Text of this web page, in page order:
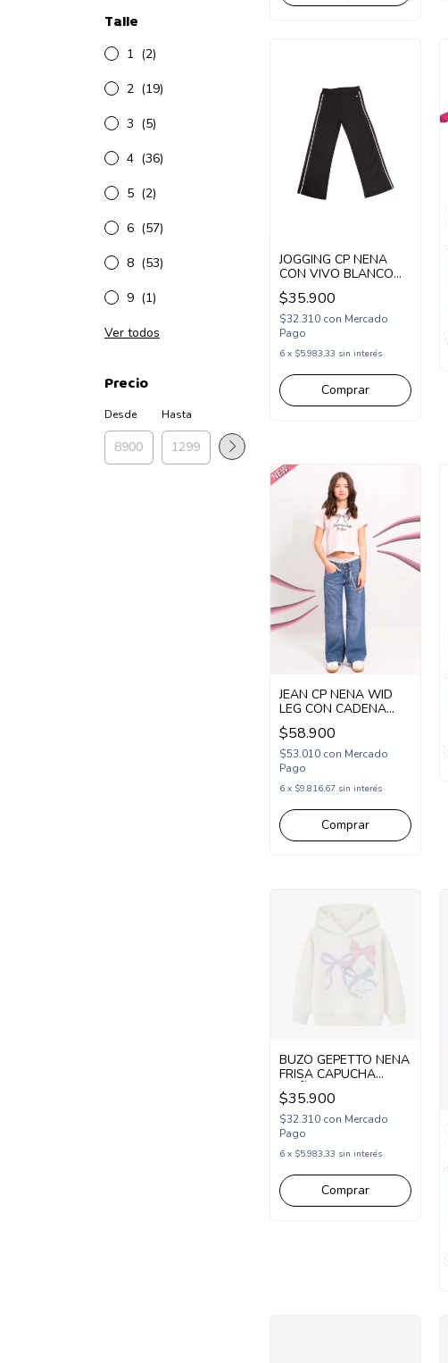
Talle
1 (2)
2 (19)
3 (5)
4 (36)
5 (2)
6 (57)
8 (53)
9 (1)
Ver todos
Precio
Desde Hasta
JOGGING CP NENA
CON VIVO BLANCO
AL COSTADO
(CP264417)
$35.900
$32.310 con Mercado
Pago
6 x $5.983,33 sin interés
Comprar
JEAN CP NENA WID
LEG CON CADENA
BLANCA (CP252410)
$58.900
$53.010 con Mercado
Pago
6 x $9.816,67 sin interés
Comprar
BUZO GEPETTO NENA
FRISA CAPUCHA
MOÑOS (GT295321)
$35.900
$32.310 con Mercado
Pago
6 x $5.983,33 sin interés
Comprar